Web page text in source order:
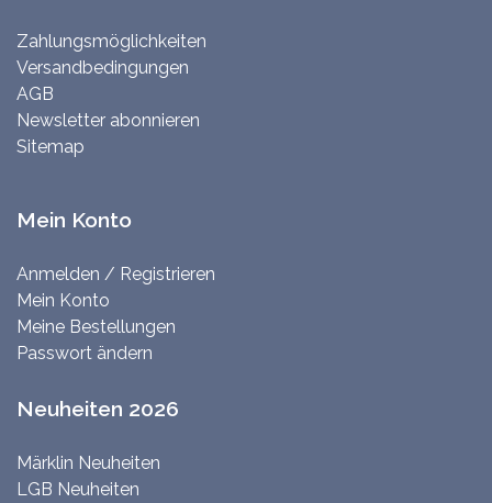
Zahlungsmöglichkeiten
Versandbedingungen
AGB
Newsletter abonnieren
Sitemap
Mein Konto
Anmelden / Registrieren
Mein Konto
Meine Bestellungen
Passwort ändern
Neuheiten 2026
Märklin Neuheiten
LGB Neuheiten